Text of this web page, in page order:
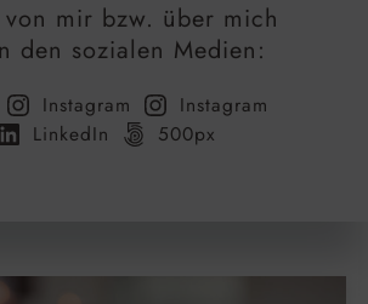
mir bzw. über mich
den sozialen Medien:
Instagram
Instagram
LinkedIn
500px